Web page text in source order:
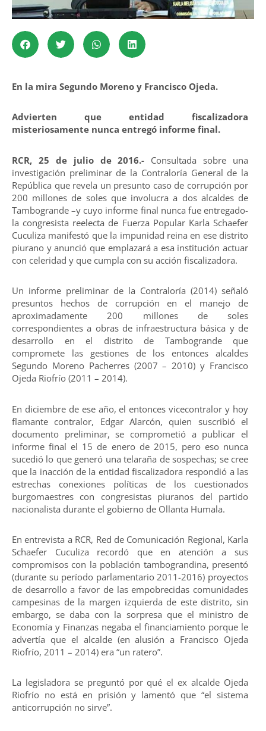
En la mira Segundo Moreno y Francisco Ojeda.
Advierten que entidad fiscalizadora
misteriosamente nunca entregó informe final.
RCR, 25 de julio de 2016.- Consultada sobre una
investigación preliminar de la Contraloría General de la
República que revela un presunto caso de corrupción por
200 millones de soles que involucra a dos alcaldes de
Tambogrande –y cuyo informe final nunca fue entregado-
la congresista reelecta de Fuerza Popular Karla Schaefer
Cuculiza manifestó que la impunidad reina en ese distrito
piurano y anunció que emplazará a esa institución actuar
con celeridad y que cumpla con su acción fiscalizadora.
Un informe preliminar de la Contraloría (2014) señaló
presuntos hechos de corrupción en el manejo de
aproximadamente 200 millones de soles
correspondientes a obras de infraestructura básica y de
desarrollo en el distrito de Tambogrande que
compromete las gestiones de los entonces alcaldes
Segundo Moreno Pacherres (2007 – 2010) y Francisco
Ojeda Riofrío (2011 – 2014).
En diciembre de ese año, el entonces vicecontralor y hoy
flamante contralor, Edgar Alarcón, quien suscribió el
documento preliminar, se comprometió a publicar el
informe final el 15 de enero de 2015, pero eso nunca
sucedió lo que generó una telaraña de sospechas; se cree
que la inacción de la entidad fiscalizadora respondió a las
estrechas conexiones políticas de los cuestionados
burgomaestres con congresistas piuranos del partido
nacionalista durante el gobierno de Ollanta Humala.
En entrevista a RCR, Red de Comunicación Regional, Karla
Schaefer Cuculiza recordó que en atención a sus
compromisos con la población tambograndina, presentó
(durante su período parlamentario 2011-2016) proyectos
de desarrollo a favor de las empobrecidas comunidades
campesinas de la margen izquierda de este distrito, sin
embargo, se daba con la sorpresa que el ministro de
Economía y Finanzas negaba el financiamiento porque le
advertía que el alcalde (en alusión a Francisco Ojeda
Riofrío, 2011 – 2014) era “un ratero”.
La legisladora se preguntó por qué el ex alcalde Ojeda
Riofrío no está en prisión y lamentó que “el sistema
anticorrupción no sirve”.